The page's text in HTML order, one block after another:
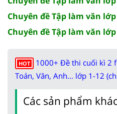
Chuyên đề Tập làm văn lớp
Chuyên đề Tập làm văn lớp
HOT
1000+ Đề thi cuối kì 2
Toán, Văn, Anh... lớp 1-12
Các sản phẩm